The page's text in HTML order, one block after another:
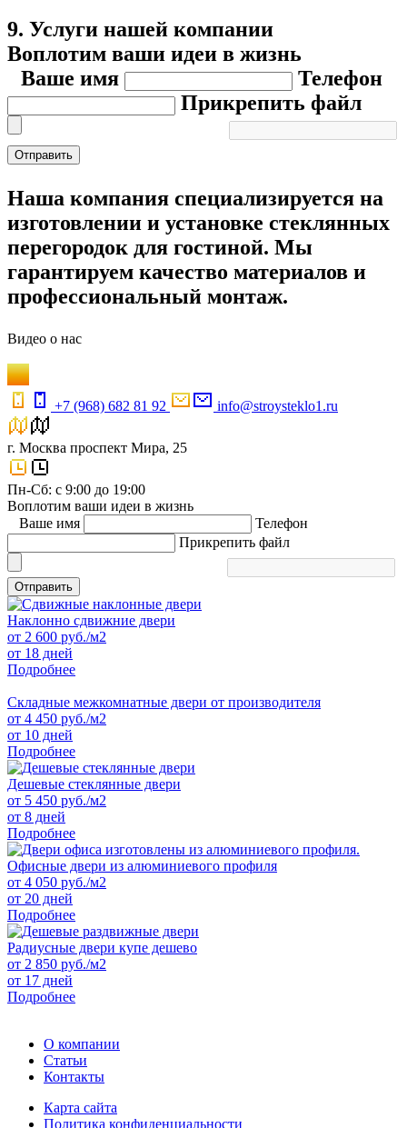
9. Услуги нашей компании
Воплотим ваши идеи в жизнь
Ваше имя
Телефон
Прикрепить файл
Отправить
Наша компания специализируется на
изготовлении и установке стеклянных
перегородок для гостиной. Мы
гарантируем качество материалов и
профессиональный монтаж.
Видео о нас
+7 (968) 682 81 92 info@stroysteklo1.ru
г. Москва проспект Мира, 25
Пн-Сб: с 9:00 до 19:00
Воплотим ваши идеи в жизнь
Ваше имя
Телефон
Прикрепить файл
Отправить
Наклонно сдвижние двери
от 2 600 руб./м2
от 18 дней
Подробнее
Складные межкомнатные двери от производителя
от 4 450 руб./м2
от 10 дней
Подробнее
Дешевые стеклянные двери
от 5 450 руб./м2
от 8 дней
Подробнее
Офисные двери из алюминиевого профиля
от 4 050 руб./м2
от 20 дней
Подробнее
Радиусные двери купе дешево
от 2 850 руб./м2
от 17 дней
Подробнее
О компании
Статьи
Контакты
Карта сайта
Политика конфиденциальности